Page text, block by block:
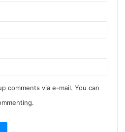
comments via e-mail. You can